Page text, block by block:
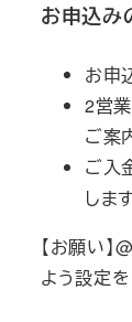
お申込み
お申
2営
ご案
ご入
しま
【お願い
よう設定